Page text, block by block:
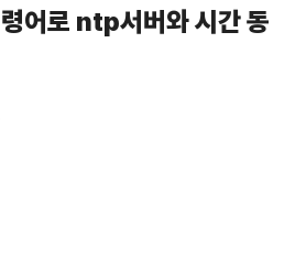
어로 ntp서버와 시간 동